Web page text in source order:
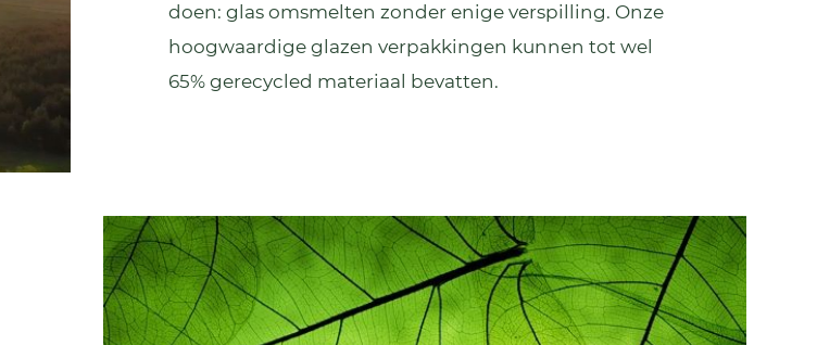
doen: glas omsmelten zonder enige verspilling. Onze
hoogwaardige glazen verpakkingen kunnen tot wel
65% gerecycled materiaal bevatten.